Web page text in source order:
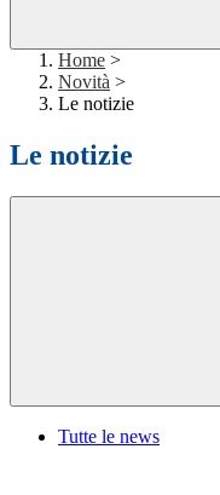
Home >
Novità >
Le notizie
Le notizie
Tutte le news